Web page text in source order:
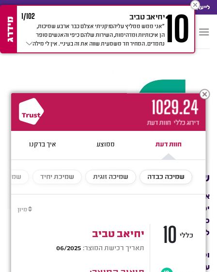
Skip
to
content
לייעוץ מהיר חייגו: 052-714-7100
שמיכה כבדה עם תו תקן מהמחמירים בעולם
אם פריט טקסטיל נושא את התווית STANDARD 100, אתם
יכולים להיות בטוחים שכל רכיב של מוצר זה, כלומר: כל חוט,
כפתור ואביזרים אחרים, נבדקו בבדיקות מקיפות ומחמירות
לניסיון איתור חומרים מזיקים.
ולכן המוצר הזה אינו מזיק לבריאות האדם. הבדיקות מתבצעת
מידרג 10
1/102 יחיאב טביב
"אני ממש ממליץ עליהם! קניתי אצלם כבר ארבע שמיכות,
הן איכותיות ומדהימות, השירות שלהם כיפי והאנשים סופר
נחמדים. המחיר חד משמעית שווה את זה בעיניי. אין לי מילה
אחת רעה להגיד עליהם!"
9.24
דירוג כללי
102
חוות דעת